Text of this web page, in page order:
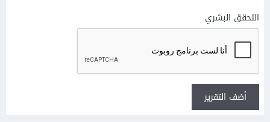
التحقق البشري
أضف التقرير